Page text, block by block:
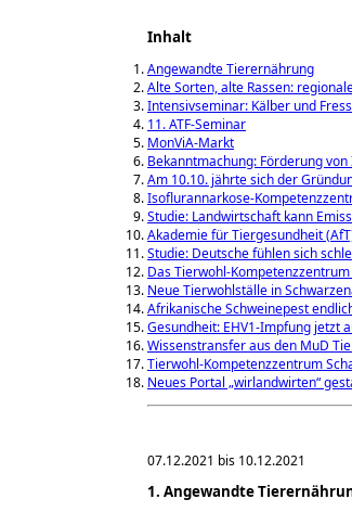
Inhalt
Angewandte Tierernährung
Alte Sorten, alte Rassen:
Intensivseminar: Kälber und
11. ATF-Seminar
MonViA-Markt
Bekanntmachung: Förderung
Am 10.10. jährte sich der
Isoflurannarkose-
Studie: Landwirtschaft kann
Akademie für Tiergesundheit
Studie: Deutsche fühlen sich
Das Tierwohl-
Neue Tierwohlställe in
Afrikanische Schweinepest
Gesundheit: EHV1-Impfung jetzt
Wissenstransfer aus den MuD
Tierwohl-Kompetenzzentrum
Neues Portal „wirlandwirten“
07.12.2021 bis 10.12.2021
1. Angewandte